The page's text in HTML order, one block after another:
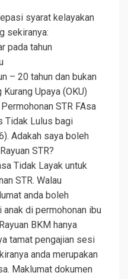
syarat kelayakan
sekiranya:
pada tahun
– 20 tahun dan bukan
Upaya (OKU)
STR FAsa
Tidak Lulus bagi
Adakah saya boleh
STR?
Tidak Layak untuk
STR. Walau
anda boleh
di permohonan ibu
BKM hanya
tamat pengajian sesi
anda merupakan
Maklumat dokumen